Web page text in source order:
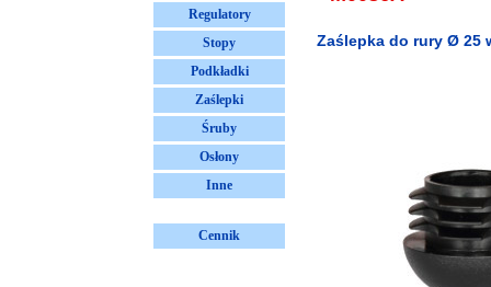
Regulatory
Stopy
Podkładki
Zaślepki
Śruby
Osłony
Inne
Cennik
Zaślepka do rury Ø 25